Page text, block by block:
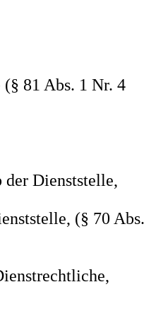
81 Abs. 1 Nr. 4
Dienststelle,
(§ 70 Abs.